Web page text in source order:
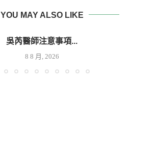
YOU MAY ALSO LIKE
吳芮醫師注意事項...
8 8 月, 2026